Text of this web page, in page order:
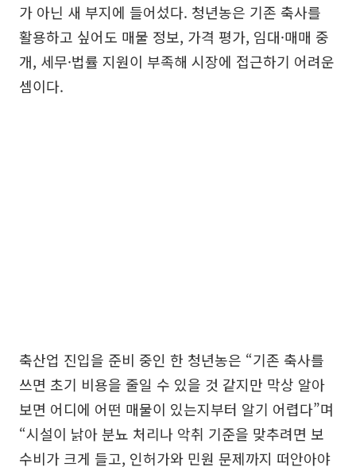
가 아닌 새 부지에 들어섰다. 청년농은 기존 축사를
활용하고 싶어도 매물 정보, 가격 평가, 임대·매매 중
개, 세무·법률 지원이 부족해 시장에 접근하기 어려운
셈이다.
축산업 진입을 준비 중인 한 청년농은 “기존 축사를
쓰면 초기 비용을 줄일 수 있을 것 같지만 막상 알아
보면 어디에 어떤 매물이 있는지부터 알기 어렵다”며
“시설이 낡아 분뇨 처리나 악취 기준을 맞추려면 보
수비가 크게 들고, 인허가와 민원 문제까지 떠안아야